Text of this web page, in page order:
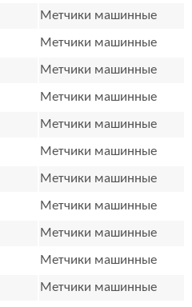
Метчики машинные
Метчики машинные
Метчики машинные
Метчики машинные
Метчики машинные
Метчики машинные
Метчики машинные
Метчики машинные
Метчики машинные
Метчики машинные
Метчики машинные